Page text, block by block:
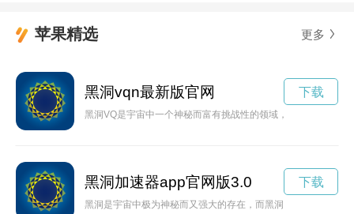
苹果精选 更多
黑洞vqn最新版官网
黑洞VQ是宇宙中一个神秘而富有挑战性的领域，吸引着无数科
下载
黑洞加速器app官网版3.0
黑洞是宇宙中极为神秘而又强大的存在，而黑洞加速则是指黑
下载